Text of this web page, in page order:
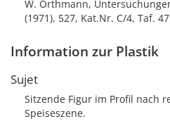
W. Orthmann,
(1971), 527, Kat.Nr. C/4, Taf.
Information zur Plastik
Sujet
Sitzende Figur im Profil nach
Speiseszene.